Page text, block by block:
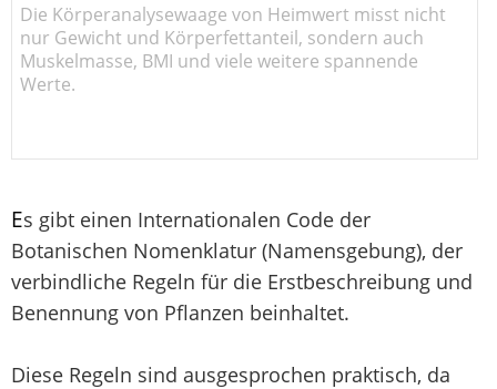
Die Körperanalysewaage von Heimwert misst nicht
nur Gewicht und Körperfettanteil, sondern auch
Muskelmasse, BMI und viele weitere spannende
Werte.
Es gibt einen Internationalen Code der
Botanischen Nomenklatur (Namensgebung), der
verbindliche Regeln für die Erstbeschreibung und
Benennung von Pflanzen beinhaltet.
Diese Regeln sind ausgesprochen praktisch, da